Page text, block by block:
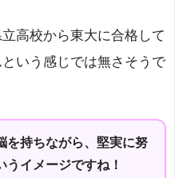
高校から東大に合格して
いう感じでは無さそうで
を持ちながら、堅実に努
うイメージですね！